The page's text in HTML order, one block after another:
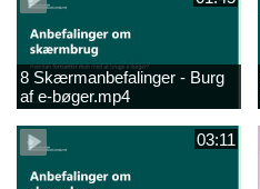
8 Skærmanbefalinger - Burg
af e-bøger.mp4
03:11